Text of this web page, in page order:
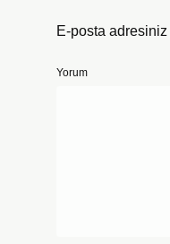
E-posta
Yorum